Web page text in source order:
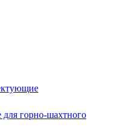
горно-шахтного